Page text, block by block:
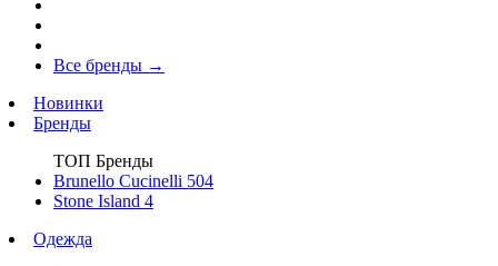
Все бренды →
Новинки
Бренды
ТОП Бренды
Brunello Cucinelli 504
Stone Island 4
Одежда